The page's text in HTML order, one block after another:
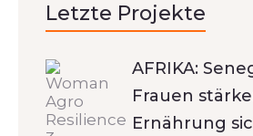
Letzte Projekte
AFRIKA:
Frauen
Ernährung